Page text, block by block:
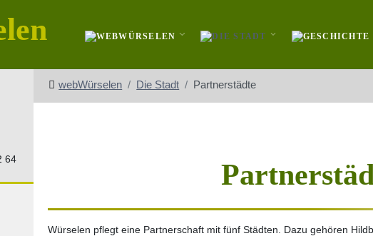
webWürselen Die Stadt Partnerstädte
Würselen pflegt eine Partnerschaft mit fünf Städten. Dazu gehören